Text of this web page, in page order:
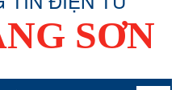
SƠN